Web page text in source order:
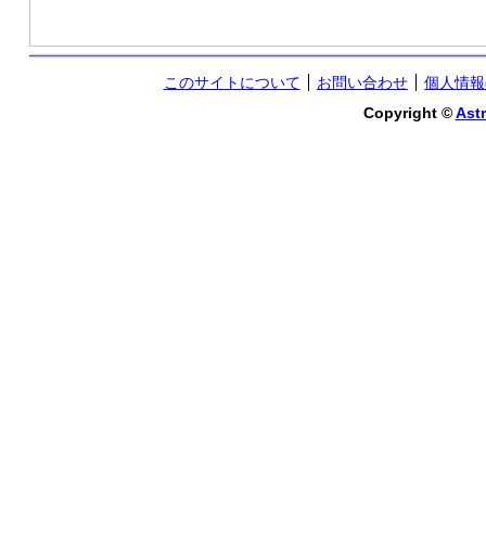
このサイトについて お問い合わせ
個人情
Copyright ©